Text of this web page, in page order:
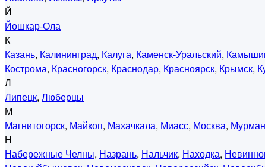
Й
Йошкар-Ола
К
Казань, Калининград, Калуга, Каменск-Уральский,
Кострома, Красногорск, Краснодар, Красноярск, Крымск,
Л
Липецк, Люберцы
М
Магнитогорск, Майкоп, Махачкала, Миасс, Москва,
Н
Набережные Челны, Назрань, Нальчик, Находка,